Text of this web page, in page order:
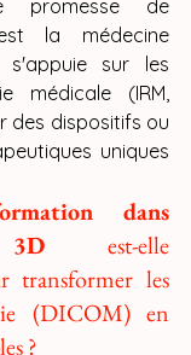
promesse de
la médecine
s'appuie sur les
médicale (IRM,
des dispositifs ou
uniques
dans
est-elle
transformer les
(DICOM) en
?